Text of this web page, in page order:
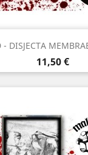
- DISJECTA
Prix
11,50 €